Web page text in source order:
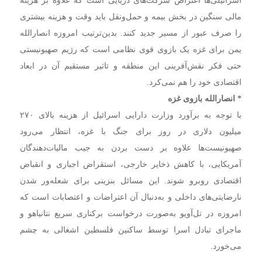
مالی سنگین در بخش بیمه و حمل‌ونقل باید وقت و هزینه بیشتری
را صرف عبور از مسیر جدید کنند. بدین‌ترتیب امروزه انصارالله
یمن برای غزه یک بازوی قوی نظامی‌ است که رژیم صهیونیستی
حتی فکر نقش‌آفرینی این منطقه و تاثیر مستقیم آن در ابعاد
اقتصادی خود را هم نمی‌کرد.
* انصارالله بازوی غزه
با توجه به برآورد وزارت دارایی اسرائیل از هزینه بالای ۲۷۰
میلیون دلاری در روز برای جنگ با غزه، انتظار می‌رود
صهیونیست‌ها علاوه بر دست بردن به جیب مالیات‌دهندگان
آمریکایی، با کاهش ذخایر خارجی، استقراض اجباری و انقباض
اقتصادی روبرو شوند. این مسائل بنزینی برای شعله‌ور شدن
نارضایتی‌های داخلی و به‌دنبال آن اعتراضات و اعتصابات است که
امروزه در تل‌آویو به‌صورت درخواست برکناری سریع نتانیاهو و
ماجرای تبادل اسرا توسط ساکنین فلسطین اشغالی به چشم
می‌خورد.